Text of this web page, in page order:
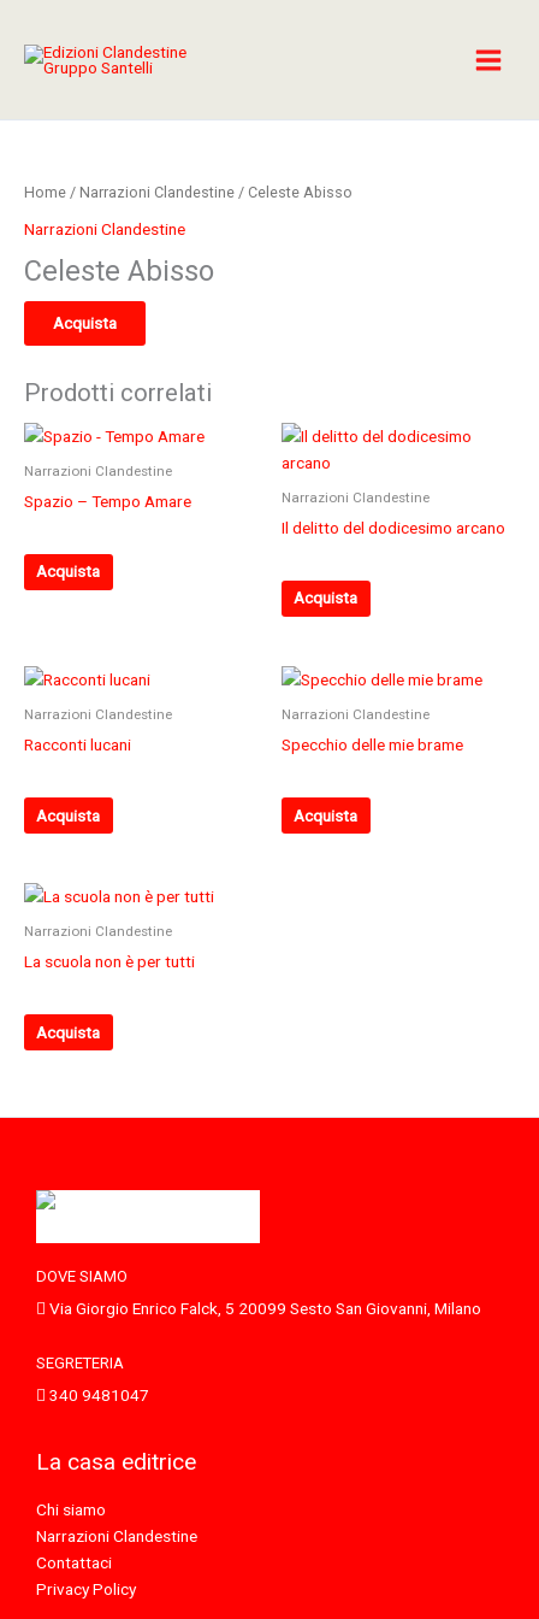
contenuto
Home / Narrazioni Clandestine / Celeste Abisso
Narrazioni Clandestine
Celeste Abisso
Acquista
Prodotti correlati
Narrazioni Clandestine
Spazio – Tempo Amare
Acquista
Narrazioni Clandestine
Il delitto del dodicesimo arcano
Acquista
Narrazioni Clandestine
Racconti lucani
Acquista
Narrazioni Clandestine
Specchio delle mie brame
Acquista
Narrazioni Clandestine
La scuola non è per tutti
Acquista
DOVE SIAMO
Via Giorgio Enrico Falck, 5 20099 Sesto San Giovanni, Milano
SEGRETERIA
340 9481047
La casa editrice
Chi siamo
Narrazioni Clandestine
Contattaci
Privacy Policy